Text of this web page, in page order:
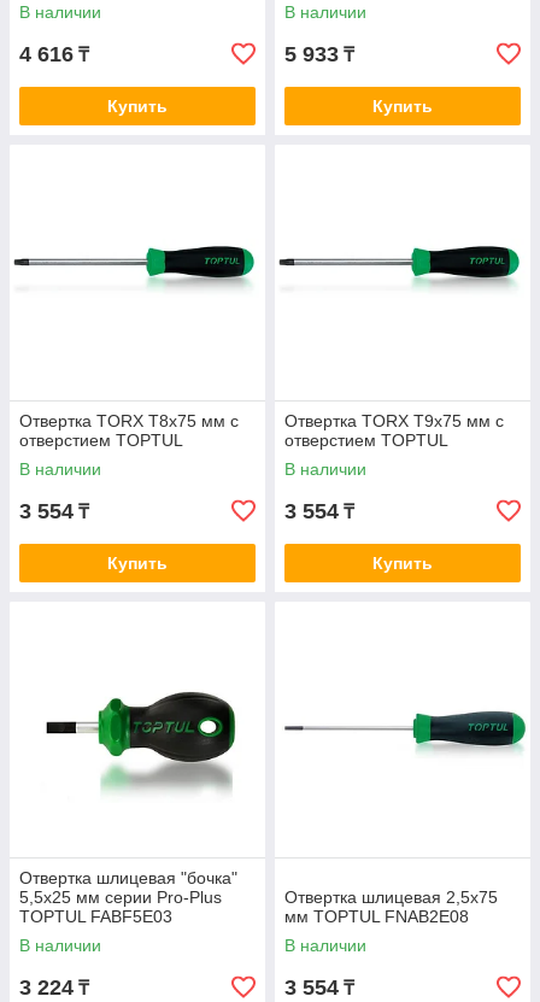
В наличии
4 616 ₸
Купить
В наличии
5 933 ₸
Купить
Отвертка TORX T8x75 мм с
отверстием TOPTUL
В наличии
3 554 ₸
Купить
Отвертка TORX T9x75 мм с
отверстием TOPTUL
В наличии
3 554 ₸
Купить
Отвертка шлицевая "бочка"
5,5x25 мм серии Pro-Plus
TOPTUL FABF5E03
В наличии
3 224 ₸
Отвертка шлицевая 2,5x75
мм TOPTUL FNAB2E08
В наличии
3 554 ₸